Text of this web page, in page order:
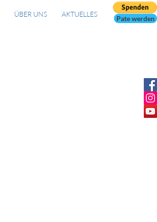
Pate werden
ÜBER UNS AKTUELLES